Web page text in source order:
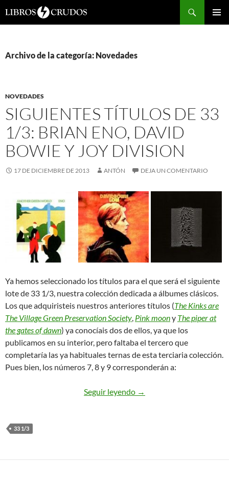
Archivo de la categoría: Novedades
NOVEDADES
SIGUIENTES TÍTULOS DE 33
1/3: BRIAN ENO, DAVID
BOWIE Y JOY DIVISION
17 DE DICIEMBRE DE 2013 ANTÓN DEJA UN COMENTARIO
Ya hemos seleccionado los títulos para el que será el siguiente
lote de 33 1/3, nuestra colección dedicada a álbumes clásicos.
Los que adquiristeis nuestros anteriores títulos (The Kinks are
The Village Green Preservation Society Pink moony The piper at
the gates of dawn) ya conocíais dos de ellos, ya que los
publicamos en su interior, pero faltaba el tercero que
completaría las ya habituales ternas de esta terciaria colección.
Pues bien, los números 7, 8 y 9 corresponderán a:
Seguir leyendo Siguientes títulos de 33
→
33 1/3